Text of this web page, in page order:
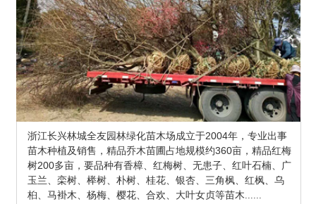
浙江长兴林城全友园林绿化苗木场成立于2004年，专业出事
苗木种植及销售，精品乔木苗圃占地规模约360亩，精品红梅
树200多亩，要品种有香樟、红梅树、无患子、红叶石楠、广
玉兰、栾树、榉树、朴树、桂花、银杏、三角枫、红枫、乌
桕、马褂木、杨梅、樱花、合欢、大叶女贞等苗木......